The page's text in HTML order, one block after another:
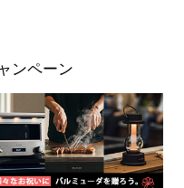
ンペーン